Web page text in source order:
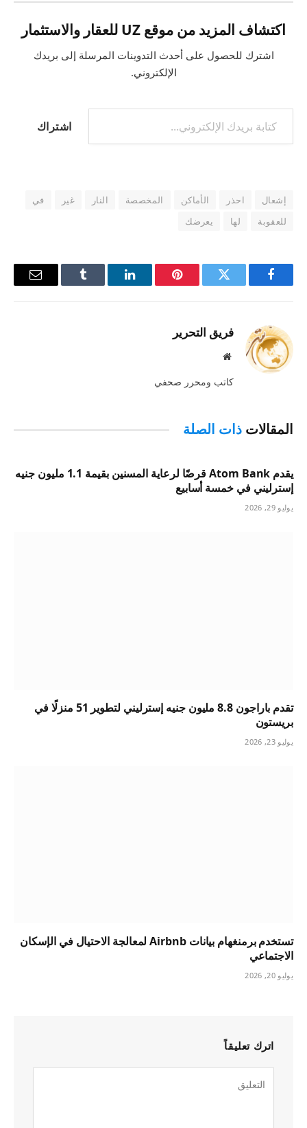
اكتشاف المزيد من موقع UZ للعقار والاستثمار
اشترك للحصول على أحدث التدوينات المرسلة إلى بريدك
الإلكتروني.
كتابة بريدك الإلكتروني...
اشتراك
إشعال احذر الأماكن المخصصة النار غير
في
للعقوبة
لها يعرضك
فيسبوك تويتر بينتيريستلينكدإن Tumblr
البريد
فريق التحرير
موقع
كاتب ومحرر صحفي
المقالات ذات الصلة
يقدم Atom Bank قرضًا لرعاية المسنين بقيمة 1.1 مليون جنيه
إسترليني في خمسة أسابيع
يوليو 29, 2026
تقدم باراجون 8.8 مليون جنيه إسترليني لتطوير 51 منزلًا في
بريستون
يوليو 23, 2026
تستخدم برمنغهام بيانات Airbnb لمعالجة الاحتيال في الإسكان
الاجتماعي
يوليو 20, 2026
اترك تعليقاً